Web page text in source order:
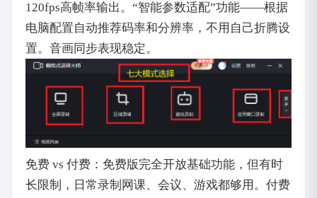
120fps高帧率输出。“智能参数适配”功能——根据
电脑配置自动推荐码率和分辨率，不用自己折腾设
置。音画同步表现稳定。
免费 vs 付费：免费版完全开放基础功能，但有时
长限制，日常录制网课、会议、游戏都够用。付费